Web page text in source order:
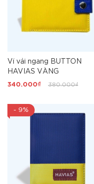
Ví vải ngang BUTTON
HAVIAS VÀNG
340.000₫ 380.000₫
- 9%